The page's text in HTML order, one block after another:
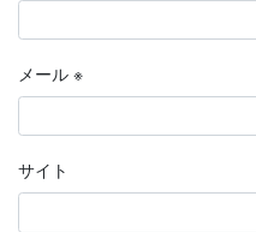
メール ※
サイト